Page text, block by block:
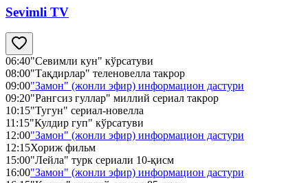
Sevimli TV
06:40"Севимли кун" кўрсатуви
08:00"Тақдирлар" теленовелла такрор
09:00"Замон" (жонли эфир) информацион дастури
09:20"Рангсиз гуллар" миллий сериал такрор
10:15"Тугун" сериал-новелла
11:15"Кулдир гуп" кўрсатуви
12:00"Замон" (жонли эфир) информацион дастури
12:15Хориж фильм
15:00"Лейла" турк сериали 10-қисм
16:00"Замон" (жонли эфир) информацион дастури